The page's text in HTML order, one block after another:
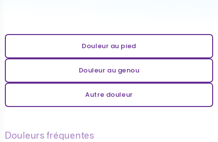
Douleur au pied
Douleur au genou
Autre douleur
Douleurs fréquentes